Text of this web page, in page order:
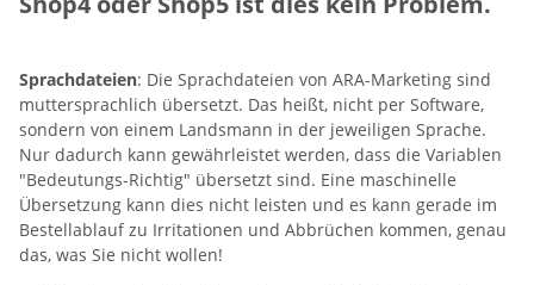
Sprachdateien: Die Sprachdateien von ARA-Marketing sind
muttersprachlich übersetzt. Das heißt, nicht per Software,
sondern von einem Landsmann in der jeweiligen Sprache.
Nur dadurch kann gewährleistet werden, dass die Variablen
"Bedeutungs-Richtig" übersetzt sind. Eine maschinelle
Übersetzung kann dies nicht leisten und es kann gerade im
Bestellablauf zu Irritationen und Abbrüchen kommen, genau
das, was Sie nicht wollen!